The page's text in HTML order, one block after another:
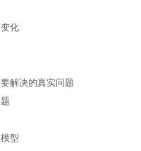
化
解决的真实问题
型